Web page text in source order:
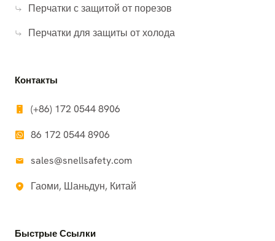
Перчатки с защитой от порезов
Перчатки для защиты от холода
Контакты
(+86) 172 0544 8906
86 172 0544 8906
sales@snellsafety.com
Гаоми, Шаньдун, Китай
Быстрые Ссылки